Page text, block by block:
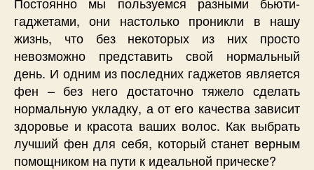
гаджетами, они настолько проникли в нашу
жизнь, что без некоторых из них просто
невозможно представить свой нормальный
день. И одним из последних гаджетов является
фен – без него достаточно тяжело сделать
нормальную укладку, а от его качества зависит
здоровье и красота ваших волос. Как выбрать
лучший фен для себя, который станет верным
помощником на пути к идеальной прическе?